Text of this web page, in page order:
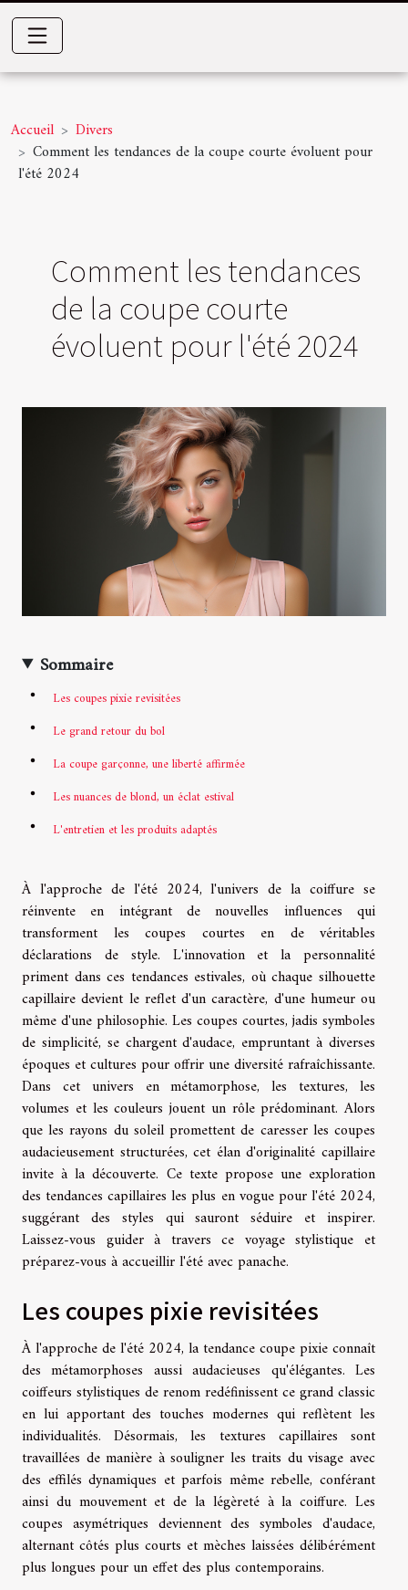
Accueil
Divers
Comment les tendances de la coupe courte évoluent pour
l'été 2024
Comment les tendances
de la coupe courte
évoluent pour l'été 2024
Sommaire
Les coupes pixie revisitées
Le grand retour du bol
La coupe garçonne, une liberté affirmée
Les nuances de blond, un éclat estival
L'entretien et les produits adaptés
À l'approche de l'été 2024, l'univers de la coiffure se
réinvente en intégrant de nouvelles influences qui
transforment les coupes courtes en de véritables
déclarations de style. L'innovation et la personnalité
priment dans ces tendances estivales, où chaque silhouette
capillaire devient le reflet d'un caractère, d'une humeur ou
même d'une philosophie. Les coupes courtes, jadis symboles
de simplicité, se chargent d'audace, empruntant à diverses
époques et cultures pour offrir une diversité rafraîchissante.
Dans cet univers en métamorphose, les textures, les
volumes et les couleurs jouent un rôle prédominant. Alors
que les rayons du soleil promettent de caresser les coupes
audacieusement structurées, cet élan d'originalité capillaire
invite à la découverte. Ce texte propose une exploration
des tendances capillaires les plus en vogue pour l'été 2024,
suggérant des styles qui sauront séduire et inspirer.
Laissez-vous guider à travers ce voyage stylistique et
préparez-vous à accueillir l'été avec panache.
Les coupes pixie revisitées
À l'approche de l'été 2024, la tendance coupe pixie connaît
des métamorphoses aussi audacieuses qu'élégantes. Les
coiffeurs stylistiques de renom redéfinissent ce grand classic
en lui apportant des touches modernes qui reflètent les
individualités. Désormais, les textures capillaires sont
travaillées de manière à souligner les traits du visage avec
des effilés dynamiques et parfois même rebelle, conférant
ainsi du mouvement et de la légèreté à la coiffure. Les
coupes asymétriques deviennent des symboles d'audace,
alternant côtés plus courts et mèches laissées délibérément
plus longues pour un effet des plus contemporains.